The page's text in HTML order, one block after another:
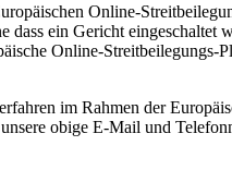
Online-
ein Gericht eingeschaltet
Online-Streitbeilegungs-
im Rahmen der
obige E-Mail und